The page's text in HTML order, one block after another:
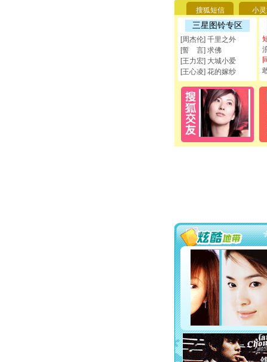
搜狐短信 小
三星图铃专区
[周杰伦] 千里之外
[誓 言] 求佛
[王力宏] 大城小爱
[王心凌] 花的嫁纱